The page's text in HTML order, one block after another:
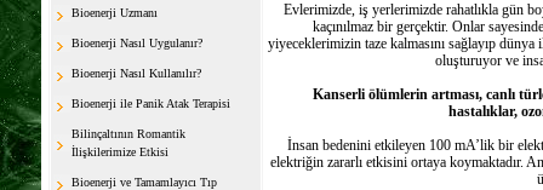
Bioenerji Uzmanı
Bioenerji Nasıl Uygulanır?
Bioenerji Nasıl Kullanılır?
Bioenerji ile Panik Atak Terapisi
Bilinçaltının Romantik
İlişkilerimize Etkisi
Bioenerji ve Tamamlayıcı Tıp
Evlerimizde, iş yerlerimizde rahatlıkla gün
kaçınılmaz bir gerçektir. Onlar
yiyeceklerimizin taze kalmasını sağlayıp
oluşturuyor ve
Kanserli ölümlerin artması, canlı
hastalıklar,
İnsan bedenini etkileyen 100 mA’lik bir
elektriğin zararlı etkisini ortaya koymaktadır.